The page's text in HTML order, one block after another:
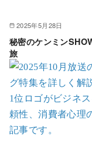
2025年5月28日
秘密のケンミン
旅